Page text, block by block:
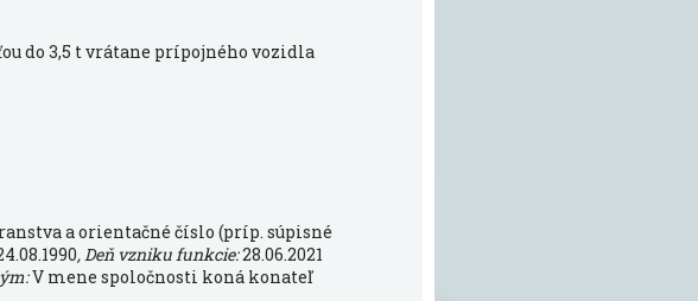
do 3,5 t vrátane prípojného vozidla
a orientačné číslo (príp. súpisné
, Deň vzniku funkcie:28.06.2021
V mene spoločnosti koná konateľ